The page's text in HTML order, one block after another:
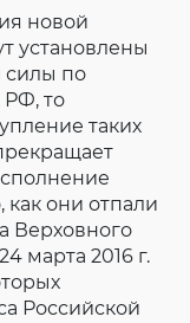
новой
установлены
силы по
РФ, то
таких
как они отпали
Верховного
марта 2016 г.
Российской